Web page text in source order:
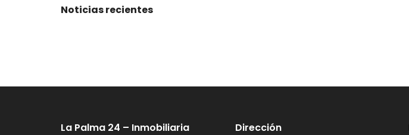
Noticias recientes
La Palma 24 – Inmobiliaria Dirección